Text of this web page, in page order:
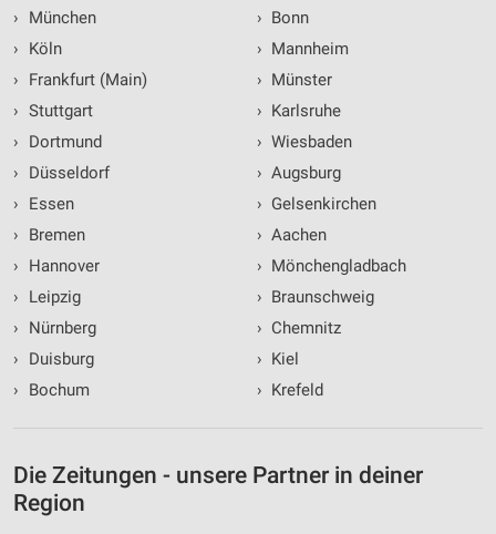
›
München
›
Köln
›
Frankfurt (Main)
› Stuttgart
›
Dortmund
›
Düsseldorf
›
Essen
›
Bremen
›
Hannover
›
Leipzig
›
Nürnberg
›
Duisburg
›
Bochum
› Bonn
› Mannheim
› Münster
› Karlsruhe
› Wiesbaden
› Augsburg
› Gelsenkirchen
› Aachen
› Mönchengladbach
› Braunschweig
› Chemnitz
› Kiel
› Krefeld
Die Zeitungen - unsere Partner in deiner
Region